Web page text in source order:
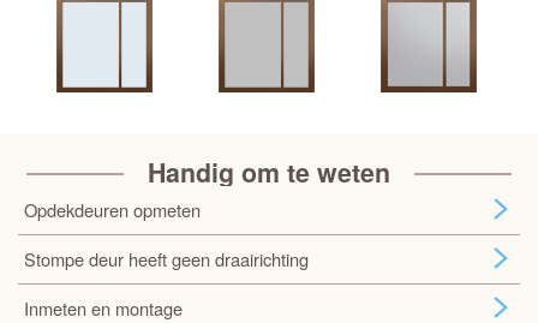
Handig om te weten
Opdekdeuren opmeten
Stompe deur heeft geen draairichting
Inmeten en montage